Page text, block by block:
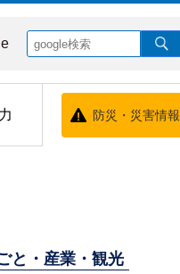
防災・災害情報
と・産業・観光